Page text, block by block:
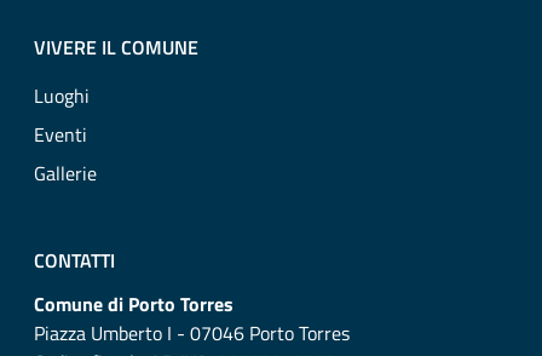
VIVERE IL COMUNE
Luoghi
Eventi
Gallerie
CONTATTI
Comune di Porto Torres
Piazza Umberto I - 07046 Porto Torres